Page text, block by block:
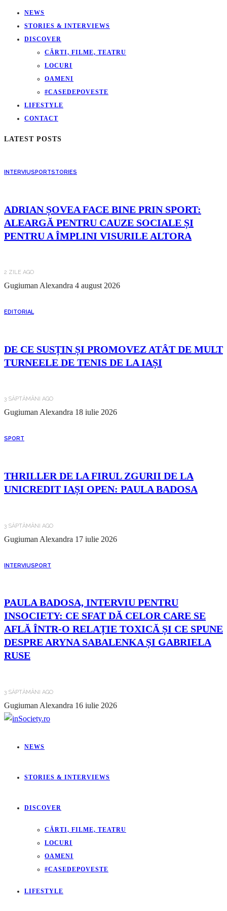
NEWS
STORIES & INTERVIEWS
DISCOVER
CĂRTI, FILME, TEATRU
LOCURI
OAMENI
#CASEDEPOVESTE
LIFESTYLE
CONTACT
LATEST POSTS
INTERVIUSPORTSTORIES
ADRIAN ȘOVEA FACE BINE PRIN SPORT:
ALEARGĂ PENTRU CAUZE SOCIALE ȘI
PENTRU A ÎMPLINI VISURILE ALTORA
2 ZILE AGO
Gugiuman Alexandra 4 august 2026
EDITORIAL
DE CE SUSȚIN ȘI PROMOVEZ ATÂT DE MULT
TURNEELE DE TENIS DE LA IAȘI
3 SĂPTĂMÂNI AGO
Gugiuman Alexandra 18 iulie 2026
SPORT
THRILLER DE LA FIRUL ZGURII DE LA
UNICREDIT IAȘI OPEN: PAULA BADOSA
3 SĂPTĂMÂNI AGO
Gugiuman Alexandra 17 iulie 2026
INTERVIUSPORT
PAULA BADOSA, INTERVIU PENTRU
INSOCIETY: CE SFAT DĂ CELOR CARE SE
AFLĂ ÎNTR-O RELAȚIE TOXICĂ ȘI CE SPUNE
DESPRE ARYNA SABALENKA ȘI GABRIELA
RUSE
3 SĂPTĂMÂNI AGO
Gugiuman Alexandra 16 iulie 2026
NEWS
STORIES & INTERVIEWS
DISCOVER
CĂRTI, FILME, TEATRU
LOCURI
OAMENI
#CASEDEPOVESTE
LIFESTYLE